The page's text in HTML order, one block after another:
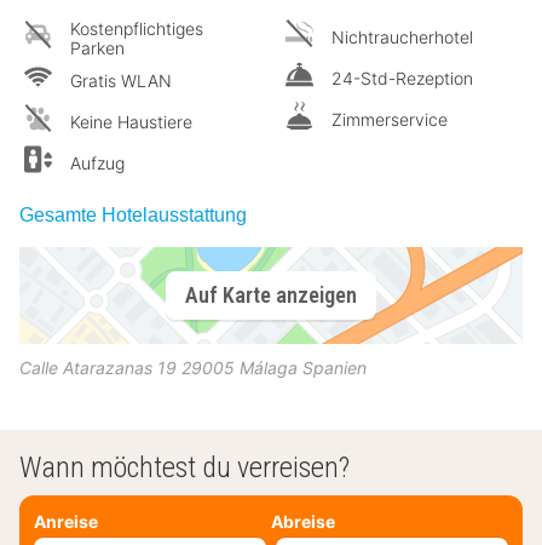
Kostenpflichtiges
Parken
Gratis WLAN
Keine Haustiere
Aufzug
Nichtraucherhotel
24-Std-Rezeption
Zimmerservice
Gesamte Hotelausstattung
Auf Karte anzeigen
Calle Atarazanas 19 29005 Málaga Spanien
Wann möchtest du verreisen?
Anreise Abreise